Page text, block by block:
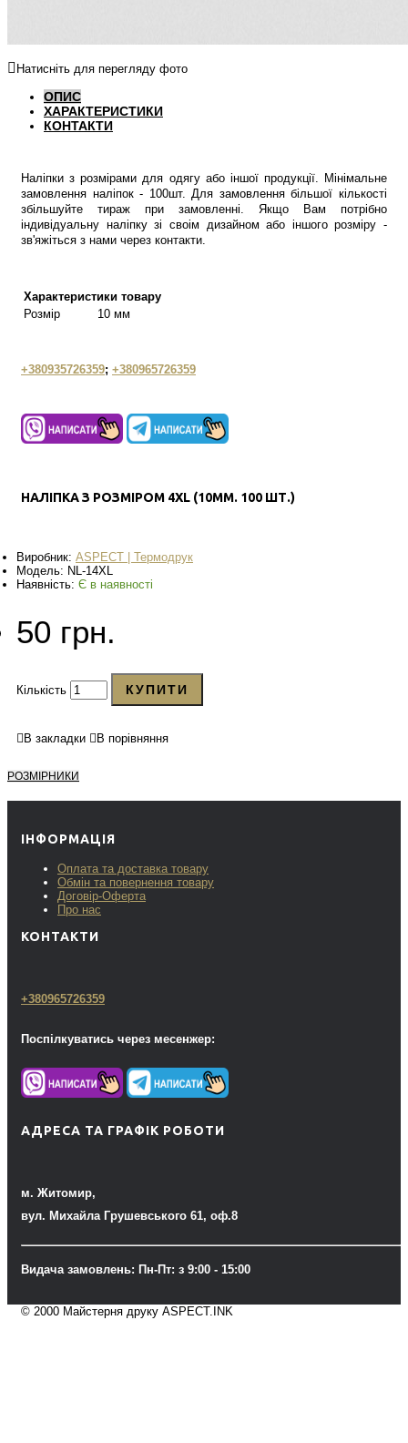
Натисніть для перегляду фото
ОПИС
ХАРАКТЕРИСТИКИ
КОНТАКТИ
Наліпки з розмірами для одягу або іншої продукції. Мінімальне
замовлення наліпок - 100шт. Для замовлення більшої кількості
збільшуйте тираж при замовленні. Якщо Вам потрібно
індивідуальну наліпку зі своім дизайном або іншого розміру -
зв'яжіться з нами через контакти.
Характеристики товару
Розмір
10 мм
+380935726359; +380965726359
НАЛІПКА З РОЗМІРОМ 4XL (10ММ. 100 ШТ.)
Виробник: ASPECT | Термодрук
Модель: NL-14XL
Наявність: Є в наявності
50 грн.
Кількість КУПИТИ
В закладки В порівняння
РОЗМІРНИКИ
ІНФОРМАЦІЯ
Оплата та доставка товару
Обмін та повернення товару
Договір-Оферта
Про нас
КОНТАКТИ
+380965726359
Поспілкуватись через месенжер:
АДРЕСА ТА ГРАФІК РОБОТИ
м. Житомир,
вул. Михайла Грушевського 61, оф.8
Видача замовлень: Пн-Пт: з 9:00 - 15:00
© 2000 Майстерня друку ASPECT.INK